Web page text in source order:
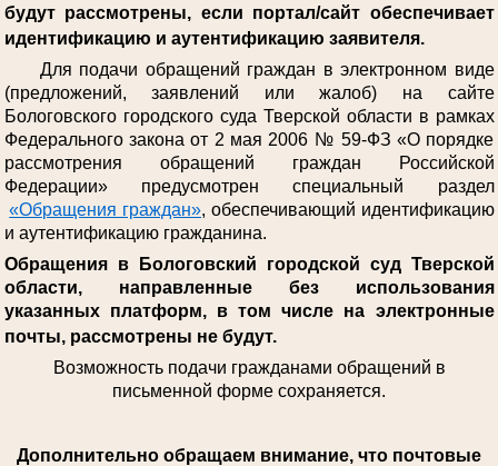
будут рассмотрены, если портал/сайт обеспечивает
идентификацию и аутентификацию заявителя.
Для подачи обращений граждан в электронном виде
(предложений, заявлений или жалоб) на сайте
Бологовского городского суда Тверской области в рамках
Федерального закона от 2 мая 2006 № 59-ФЗ «О порядке
рассмотрения обращений граждан Российской
Федерации» предусмотрен специальный раздел
«Обращения граждан», обеспечивающий идентификацию
и аутентификацию гражданина.
Обращения в Бологовский городской суд Тверской
области, направленные без использования
указанных платформ, в том числе на электронные
почты, рассмотрены не будут.
Возможность подачи гражданами обращений в
письменной форме сохраняется.
Дополнительно обращаем внимание, что почтовые